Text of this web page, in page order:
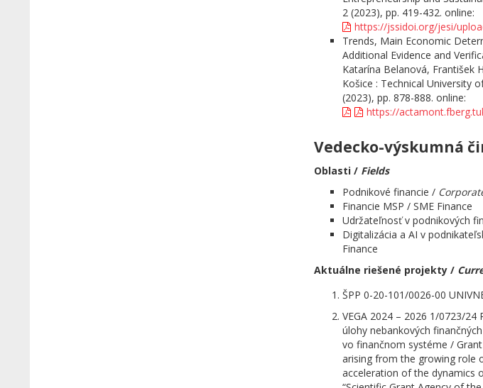
2 (2023), pp. 419-432. online:
https://jssidoi.org/jesi/
Trends, Main Economic
Additional Evidence and
Katarína Belanová, František
Košice : Technical University
(2023), pp. 878-888. online:
https://
Vedecko-výskumná
Oblasti / Fields
Podnikové financie /
Financie MSP / SME Finance
Udržateľnosť v podnikových
Digitalizácia a AI v
Finance
Aktuálne riešené projekty /
ŠPP 0-20-101/0026-00
VEGA 2024 – 2026 1/0723/
úlohy nebankových
vo finančnom systéme /
arising from the growing role
acceleration of the dynamics